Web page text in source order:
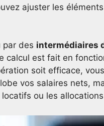
ajuster les
par des intermédiaires
calcul est fait en
soit efficace,
vos salaires nets,
ou les